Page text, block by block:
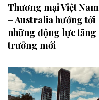
Thương mại Việt Nam
– Australia hướng tới
những động lực tăng
trưởng mới